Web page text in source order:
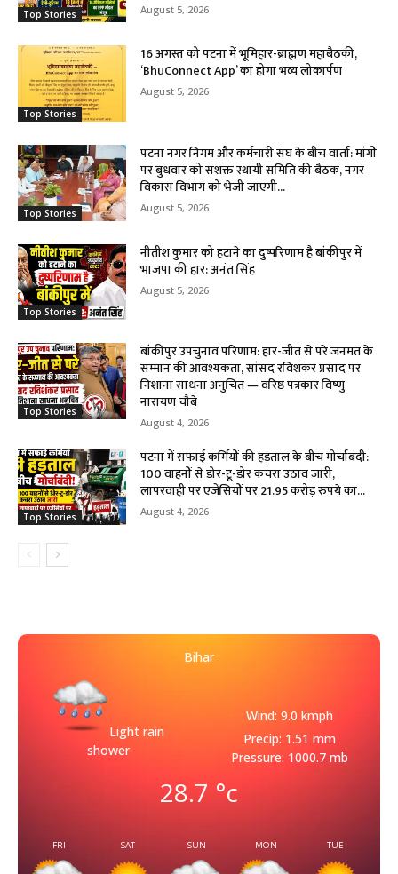
Top Stories August 5, 2026
Top Stories
16 अगस्त को पटना में भूमिहार-ब्राह्मण महाबैठकी,
‘BhuConnect App’ का होगा भव्य लोकार्पण
August 5, 2026
Top Stories
पटना नगर निगम और कर्मचारी संघ के बीच वार्ता: मांगों
पर बुधवार को सशक्त स्थायी समिति की बैठक, नगर
विकास विभाग को भेजी जाएगी...
August 5, 2026
Top Stories
नीतीश कुमार को हटाने का दुष्परिणाम है बांकीपुर में
भाजपा की हार: अनंत सिंह
August 5, 2026
Top Stories
बांकीपुर उपचुनाव परिणाम: हार-जीत से परे जनमत के
सम्मान की आवश्यकता, सांसद रविशंकर प्रसाद पर
निशाना साधना अनुचित — वरिष्ठ पत्रकार विष्णु
नारायण चौबे
August 4, 2026
Top Stories
पटना में सफाई कर्मियों की हड़ताल के बीच मोर्चाबंदी:
100 वाहनों से डोर-टू-डोर कचरा उठाव जारी,
लापरवाही पर एजेंसियों पर 21.95 करोड़ रुपये का...
August 4, 2026
Bihar
Light rain
shower
Wind: 9.0 kmph
Precip: 1.51 mm
Pressure: 1000.7 mb
28.7 °c
FRI SAT SUN MON TUE